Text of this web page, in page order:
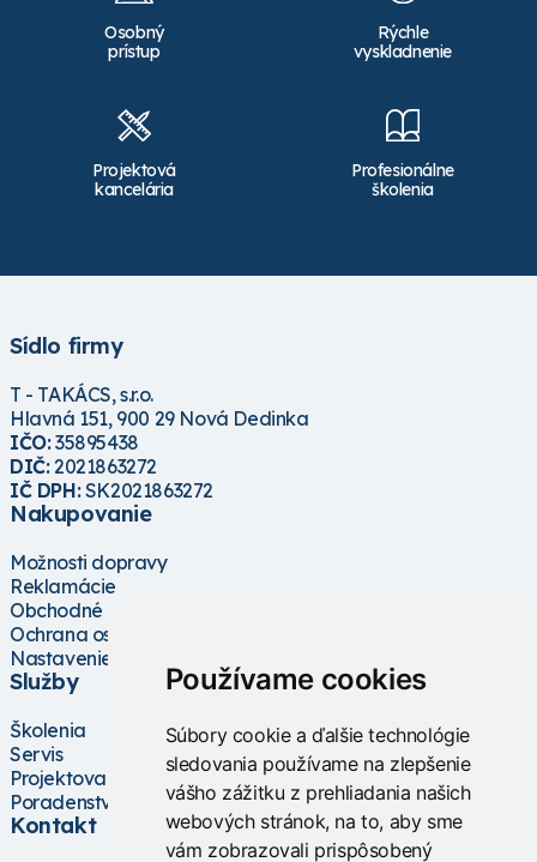
Používame cookies
Súbory cookie a ďalšie technológie
sledovania používame na zlepšenie
vášho zážitku z prehliadania našich
webových stránok, na to, aby sme
vám zobrazovali prispôsobený
Osobný
prístup
Rýchle
vyskladnenie
Projektová
kancelária
Profesionálne
školenia
Sídlo firmy
T - TAKÁCS, s.r.o.
Hlavná 151, 900 29 Nová Dedinka
IČO:35895438
DIČ:2021863272
IČ DPH:SK2021863272
Nakupovanie
Možnosti dopravy
Reklamácie
Obchodné podmienky
Ochrana osobných údajov
Nastavenie cookies
Služby
Školenia
Servis
Projektovanie
Poradenstvo
Kontakt